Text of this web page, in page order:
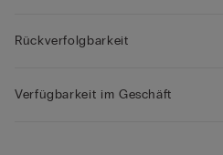
Rückverfolgbarkeit
Verfügbarkeit im Geschäft